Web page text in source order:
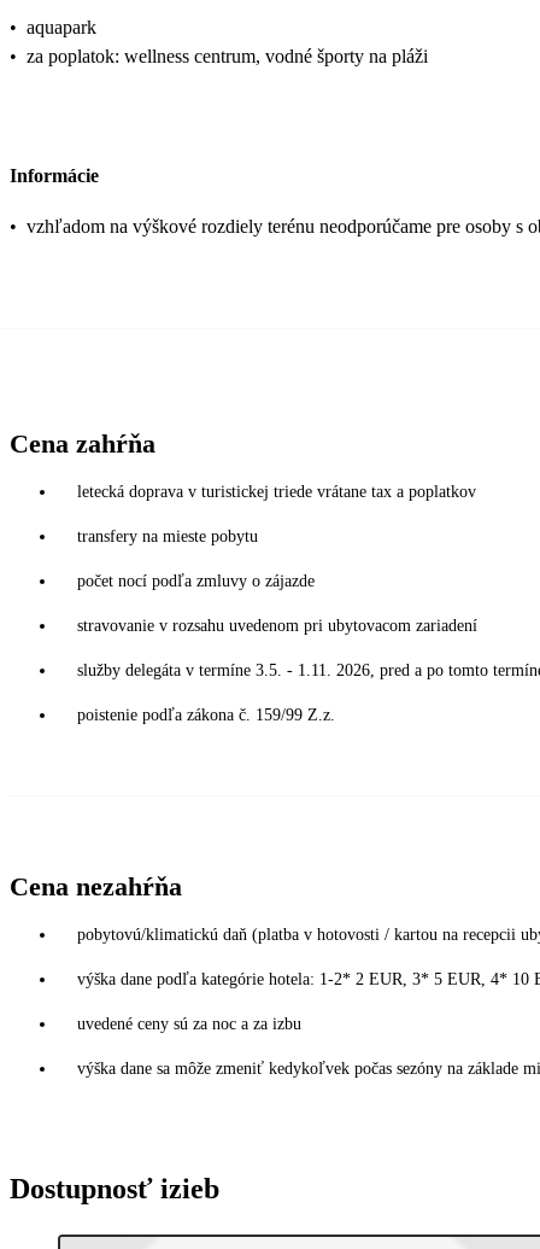
• aquapark
• za poplatok: wellness centrum, vodné športy na pláži
Informácie
• vzhľadom na výškové rozdiely terénu neodporúčame pre osoby s
Cena zahŕňa
letecká doprava v turistickej triede vrátane tax a poplatkov
transfery na mieste pobytu
počet nocí podľa zmluvy o zájazde
stravovanie v rozsahu uvedenom pri ubytovacom zariadení
služby delegáta v termíne 3.5. - 1.11. 2026, pred a po tomto
poistenie podľa zákona č. 159/99 Z.z.
Cena nezahŕňa
pobytovú/klimatickú daň (platba v hotovosti / kartou na recepcii
výška dane podľa kategórie hotela: 1-2* 2 EUR, 3* 5 EUR, 4*
uvedené ceny sú za noc a za izbu
výška dane sa môže zmeniť kedykoľvek počas sezóny na základe
Dostupnosť izieb